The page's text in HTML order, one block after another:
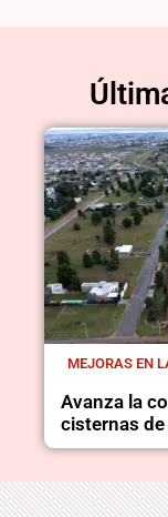
MEJORAS EN
Avanza la
cisternas de